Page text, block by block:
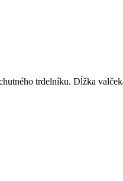
trdelníku. Dĺžka